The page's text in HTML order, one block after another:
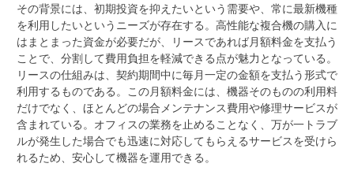
その背景には、初期投資を抑えたいという需要や、常に最新機種
を利用したいというニーズが存在する。高性能な複合機の購入に
はまとまった資金が必要だが、リースであれば月額料金を支払う
ことで、分割して費用負担を軽減できる点が魅力となっている。
リースの仕組みは、契約期間中に毎月一定の金額を支払う形式で
利用するものである。この月額料金には、機器そのものの利用料
だけでなく、ほとんどの場合メンテナンス費用や修理サービスが
含まれている。オフィスの業務を止めることなく、万が一トラブ
ルが発生した場合でも迅速に対応してもらえるサービスを受けら
れるため、安心して機器を運用できる。